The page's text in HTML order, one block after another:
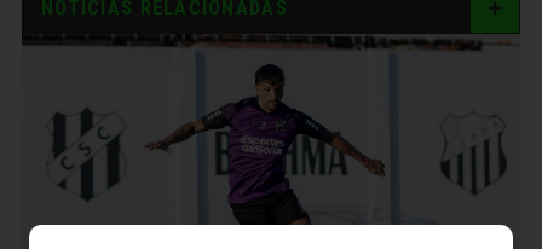
NOTÍCIAS RELACIONADAS